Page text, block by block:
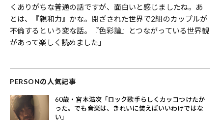
くありがちな普通の話ですが、面白いと感じましたね。あ
とは、『親和力』かな。閉ざされた世界で2組のカップルが
不倫するという変な話。『色彩論』とつながっている世界観
があって楽しく読めました」
PERSONの人気記事
60歳・宮本浩次「ロック歌手らしくカッコつけたか
った。でも音楽は、きれいに装えばいいわけではな
い」